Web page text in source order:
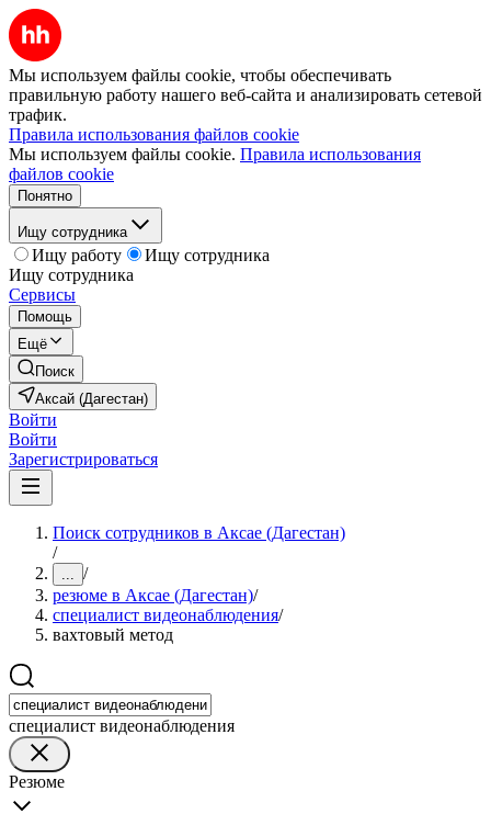
Мы используем файлы cookie, чтобы обеспечивать
правильную работу нашего веб-сайта и анализировать сетевой
трафик.
Правила использования файлов cookie
Мы используем файлы cookie. Правила использования
файлов cookie
Понятно
Ищу сотрудника
Ищу работу
Ищу сотрудника
Ищу сотрудника
Сервисы
Помощь
Ещё
Поиск
Аксай (Дагестан)
Войти
Войти
Зарегистрироваться
Поиск сотрудников в Аксае (Дагестан)
/
... /
резюме в Аксае (Дагестан)/
специалист видеонаблюдения/
вахтовый метод
специалист видеонаблюдения
Резюме